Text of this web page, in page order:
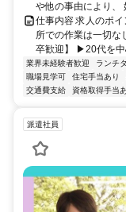
や他の事由により、
仕事内容 求人のポ
所での作業は一切な
卒歓迎】 ▶20代を中
業界未経験者歓迎 ランチ
職場見学可
住宅手当あり
交通費支給
資格取得手当
派遣社員